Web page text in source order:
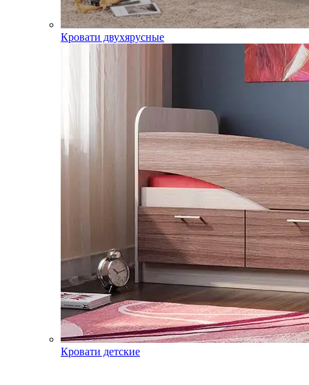
Кровати двухярусные
Кровати детские